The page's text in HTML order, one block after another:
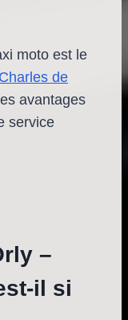
moto est le
de
avantages
service
–
il si